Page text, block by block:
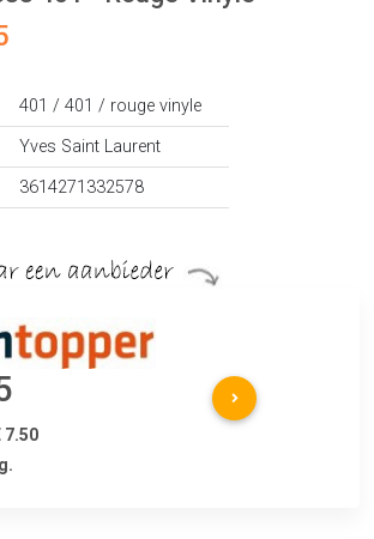
401 / 401 / rouge vinyle
Yves Saint Laurent
3614271332578
7.50